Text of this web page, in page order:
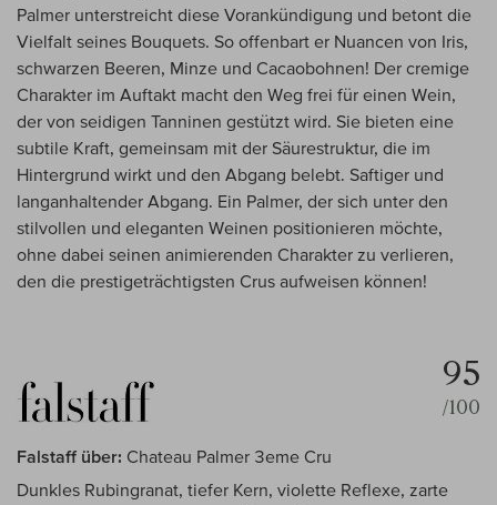
Palmer unterstreicht diese Vorankündigung und betont die
Vielfalt seines Bouquets. So offenbart er Nuancen von Iris,
schwarzen Beeren, Minze und Cacaobohnen! Der cremige
Charakter im Auftakt macht den Weg frei für einen Wein,
der von seidigen Tanninen gestützt wird. Sie bieten eine
subtile Kraft, gemeinsam mit der Säurestruktur, die im
Hintergrund wirkt und den Abgang belebt. Saftiger und
langanhaltender Abgang. Ein Palmer, der sich unter den
stilvollen und eleganten Weinen positionieren möchte,
ohne dabei seinen animierenden Charakter zu verlieren,
den die prestigeträchtigsten Crus aufweisen können!
95
/100
Falstaff über: Chateau Palmer 3eme Cru
Dunkles Rubingranat, tiefer Kern, violette Reflexe, zarte